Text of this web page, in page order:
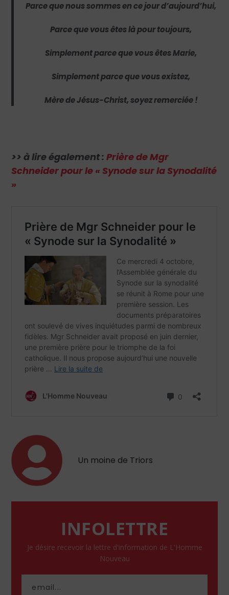
Parce que nous sommes en ce jour d’aujourd’hui,
Parce que vous êtes là pour toujours,
Simplement parce que vous êtes Marie,
Simplement parce que vous existez,
Mère de Jésus-Christ, soyez remerciée !
>> à lire également :Prière de Mgr
Schneider pour le « Synode sur la Synodalité
»
Un moine de Triors
INFOLETTRE
Je désire recevoir la lettre d'information de L'Homme
Nouveau